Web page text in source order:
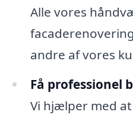
Alle vores
andre af vores
Få professionel
Vi hjælper med